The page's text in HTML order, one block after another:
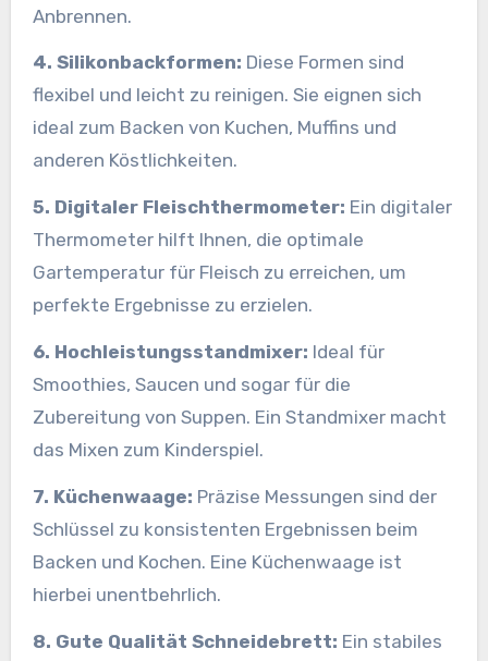
Anbrennen.
4. Silikonbackformen: Diese Formen sind
flexibel und leicht zu reinigen. Sie eignen sich
ideal zum Backen von Kuchen, Muffins und
anderen Köstlichkeiten.
5. Digitaler Fleischthermometer: Ein digitaler
Thermometer hilft Ihnen, die optimale
Gartemperatur für Fleisch zu erreichen, um
perfekte Ergebnisse zu erzielen.
6. Hochleistungsstandmixer: Ideal für
Smoothies, Saucen und sogar für die
Zubereitung von Suppen. Ein Standmixer macht
das Mixen zum Kinderspiel.
7. Küchenwaage: Präzise Messungen sind der
Schlüssel zu konsistenten Ergebnissen beim
Backen und Kochen. Eine Küchenwaage ist
hierbei unentbehrlich.
8. Gute Qualität Schneidebrett: Ein stabiles